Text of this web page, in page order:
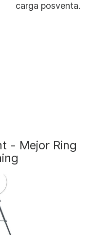
carga posventa.
- Mejor Ring